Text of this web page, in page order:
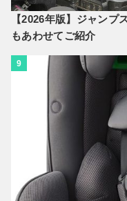
【2026年版】ジャンプ
もあわせてご紹介
9